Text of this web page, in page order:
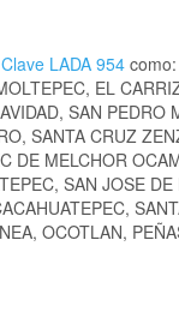
Clave LADA 954
EL
SAN PEDRO
SANTA CRUZ
DE MELCHOR
SAN JOSE
OCOTLAN,